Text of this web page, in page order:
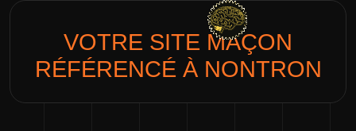
VOTRE SITE MAÇON
RÉFÉRENCÉ À NONTRON